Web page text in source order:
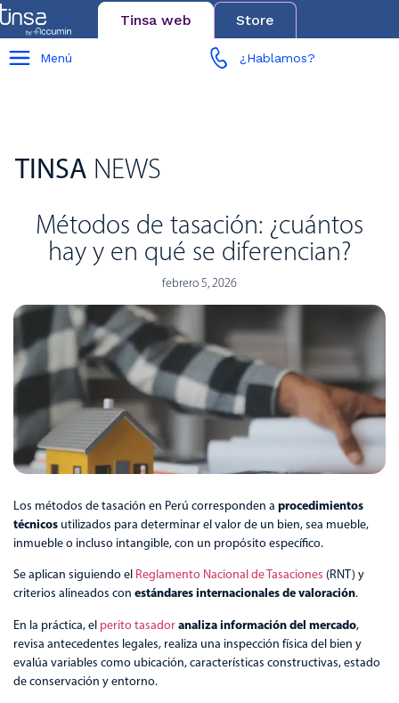
Tinsa web Store
Menú ¿Hablamos?
TINSA NEWS
Métodos de tasación: ¿cuántos
hay y en qué se diferencian?
febrero 5, 2026
Los métodos de tasación en Perú corresponden a procedimientos
técnicos utilizados para determinar el valor de un bien, sea mueble,
inmueble o incluso intangible, con un propósito específico.
Se aplican siguiendo el Reglamento Nacional de Tasaciones (RNT) y
criterios alineados con estándares internacionales de valoración.
En la práctica, el perito tasadoranaliza información del mercado,
revisa antecedentes legales, realiza una inspección física del bien y
evalúa variables como ubicación, características constructivas, estado
de conservación y entorno.